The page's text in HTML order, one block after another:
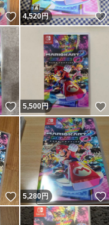
いいね！
4,520円
いいね！
5,500円
いいね！
5,280 円